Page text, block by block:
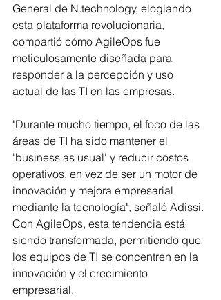
General de N.technology, elogiando
esta plataforma revolucionaria,
compartió cómo AgileOps fue
meticulosamente diseñada para
responder a la percepción y uso
actual de las TI en las empresas.
"Durante mucho tiempo, el foco de las
áreas de TI ha sido mantener el
'business as usual' y reducir costos
operativos, en vez de ser un motor de
innovación y mejora empresarial
mediante la tecnología", señaló Adissi.
Con AgileOps, esta tendencia está
siendo transformada, permitiendo que
los equipos de TI se concentren en la
innovación y el crecimiento
empresarial.